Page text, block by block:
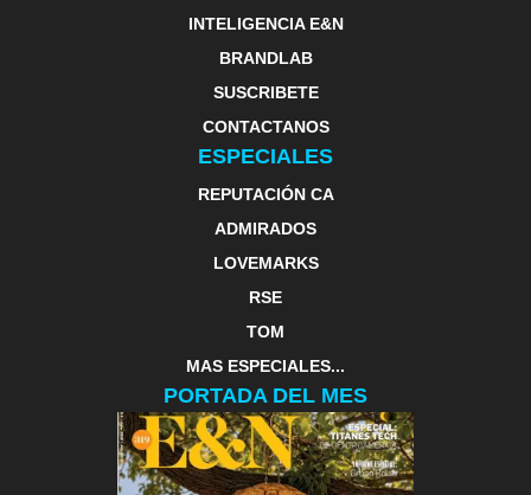
INTELIGENCIA E&N
BRANDLAB
SUSCRIBETE
CONTACTANOS
ESPECIALES
REPUTACIÓN CA
ADMIRADOS
LOVEMARKS
RSE
TOM
MAS ESPECIALES...
PORTADA DEL MES